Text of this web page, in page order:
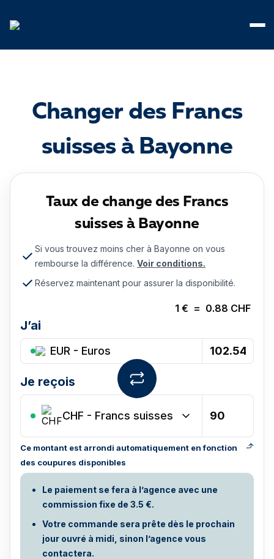
Changer des Francs
suisses à Bayonne
Taux de change des Francs
suisses à Bayonne
Si vous trouvez moins cher à Bayonne on vous
rembourse la différence. Voir conditions.
Réservez maintenant pour assurer la disponibilité.
1 € = 0.88 CHF
J’ai
EUR - Euros
Je reçois
CHF - Francs suisses
Ce montant est arrondi automatiquement en fonction
des coupures disponibles
Le paiement se fera à l’agence avec une
commission fixe de 3.5 €.
Votre commande sera prête dès le prochain
jour ouvré à midi, sinon l’agence vous
contactera.